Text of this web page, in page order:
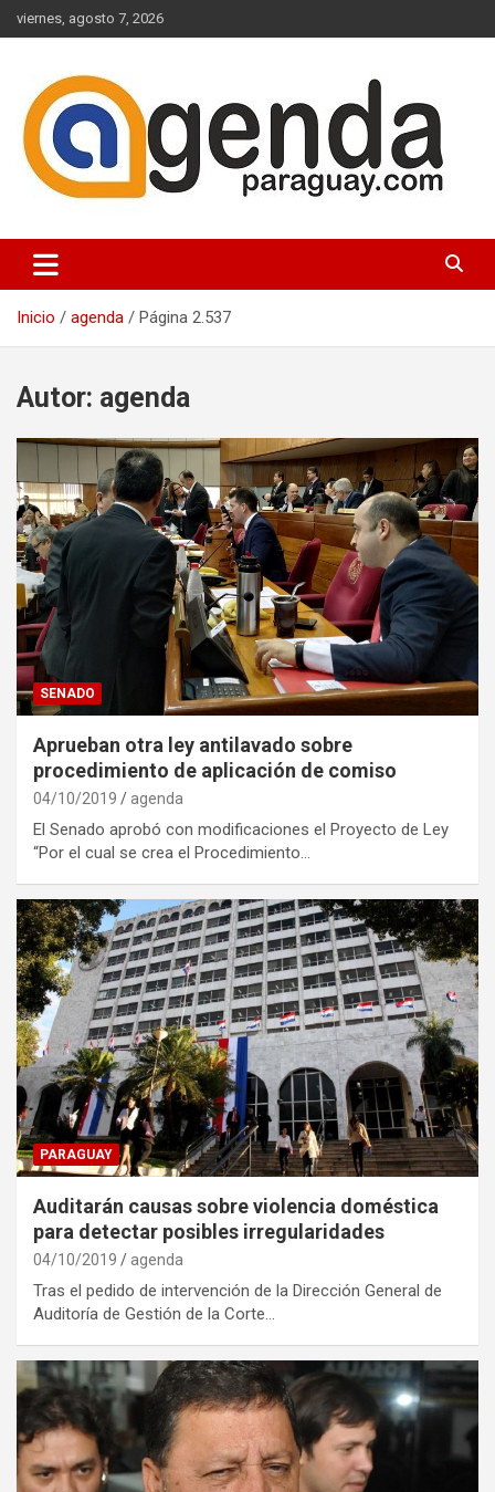
Saltar
al
viernes, agosto 7, 2026
Agenda Paraguay
Inicio agenda Página 2.537
Autor: agenda
SENADO
Aprueban otra ley antilavado sobre
procedimiento de aplicación de comiso
04/10/2019 agenda
El Senado aprobó con modificaciones el Proyecto de Ley
“Por el cual se crea el Procedimiento…
PARAGUAY
Auditarán causas sobre violencia doméstica
para detectar posibles irregularidades
04/10/2019 agenda
Tras el pedido de intervención de la Dirección General de
Auditoría de Gestión de la Corte…